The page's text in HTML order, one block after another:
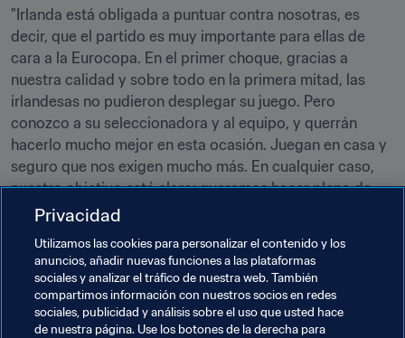
"Irlanda está obligada a puntuar contra nosotras, es
decir, que el partido es muy importante para ellas de
cara a la Eurocopa. En el primer choque, gracias a
nuestra calidad y sobre todo en la primera mitad, las
irlandesas no pudieron desplegar su juego. Pero
conozco a su seleccionadora y al equipo, y querrán
hacerlo mucho mejor en esta ocasión. Juegan en casa y
seguro que nos exigen mucho más. En cualquier caso,
nuestro objetivo está claro: queremos hacer pleno de
Alemania
Privacidad
Utilizamos las cookies para personalizar el contenido y los
anuncios, añadir nuevas funciones a las plataformas
sociales y analizar el tráfico de nuestra web. También
compartimos información con nuestros socios en redes
sociales, publicidad y análisis sobre el uso que usted hace
de nuestra página. Use los botones de la derecha para